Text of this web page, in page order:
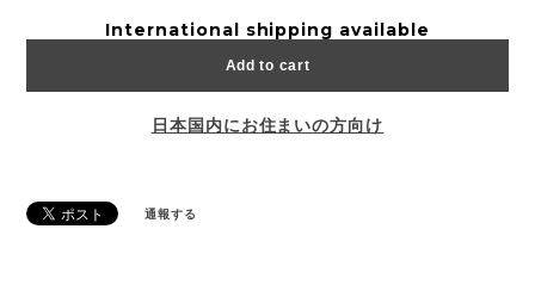
International shipping available
Add to cart
日本国内にお住まいの方向け
通報する